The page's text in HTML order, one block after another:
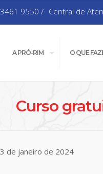
9550 / Central de
A PRÓ-RIM O QUE
Curso
de janeiro de 2024